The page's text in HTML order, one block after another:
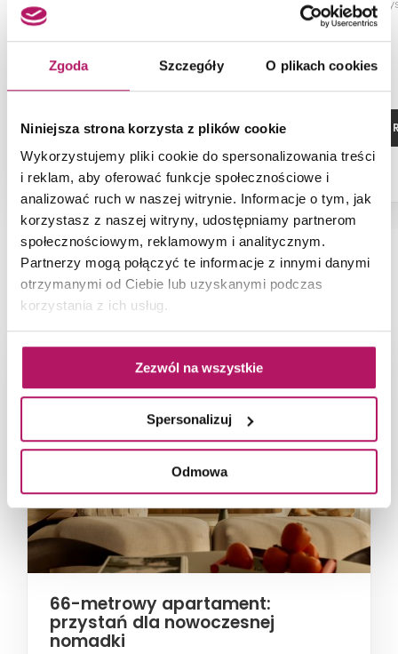
Zgoda Szczegóły O plikach cookies
Niniejsza strona korzysta z plików cookie
Wykorzystujemy pliki cookie do spersonalizowania treści
i reklam, aby oferować funkcje społecznościowe i
analizować ruch w naszej witrynie. Informacje o tym, jak
korzystasz z naszej witryny, udostępniamy partnerom
społecznościowym, reklamowym i analitycznym.
Partnerzy mogą połączyć te informacje z innymi danymi
otrzymanymi od Ciebie lub uzyskanymi podczas
korzystania z ich usług.
Zezwól na wszystkie
Spersonalizuj
Odmowa
ZOBACZ PRODUKT
Głowica
ZOBACZ
NAJNOWSZE ARTYKUŁY
66-metrowy apartament:
przystań dla nowoczesnej
nomadki